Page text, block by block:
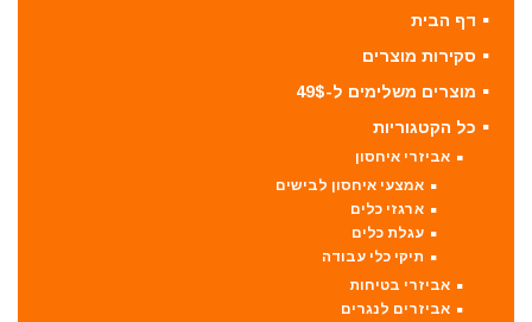
דף הבית
סקירות מוצרים
מוצרים משלימים ל-49$
כל הקטגוריות
אביזרי איחסון
אמצעי איחסון לבישים
ארגזי כלים
עגלת כלים
תיקי כלי עבודה
אביזרי בטיחות
אביזרים לנגרים